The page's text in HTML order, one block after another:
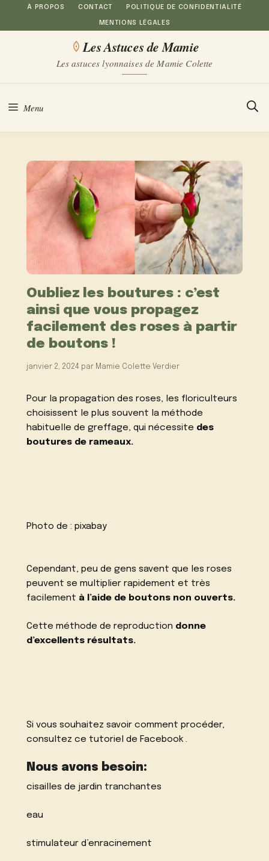
Aller
au
À PROPOS CONTACT POLITIQUE DE CONFIDENTIALITÉ
MENTIONS LÉGALES
Les Astuces de Mamie
Les astuces lyonnaises de Mamie Colette
Menu
Oubliez les boutures : c’est
ainsi que vous propagez
facilement des roses à partir
de boutons !
janvier 2, 2024 par Mamie Colette Verdier
Pour la propagation des roses, les floriculteurs
choisissent le plus souvent la méthode
habituelle de greffage, qui nécessite des
boutures de rameaux.
Photo de :pixabay
Cependant, peu de gens savent que les roses
peuvent se multiplier rapidement et très
facilement à l’aide de boutons non ouverts.
Cette méthode de reproduction donne
d’excellents résultats.
Si vous souhaitez savoir comment procéder,
consultez ce tutoriel deFacebook .
Nous avons besoin:
cisailles de jardin tranchantes
eau
stimulateur d’enracinement